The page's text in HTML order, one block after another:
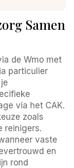
Samen
de Wmo met
particulier
via het CAK.
zoals
reinigers.
vaste
en
rond